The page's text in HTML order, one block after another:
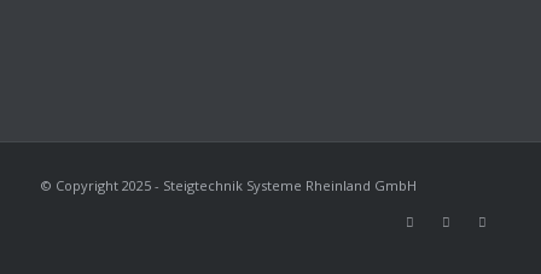
© Copyright 2025 - Steigtechnik Systeme Rheinland GmbH